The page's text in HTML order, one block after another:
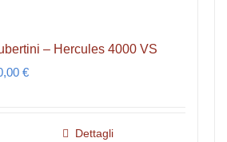
– Hercules 4000 VS
€
Dettagli